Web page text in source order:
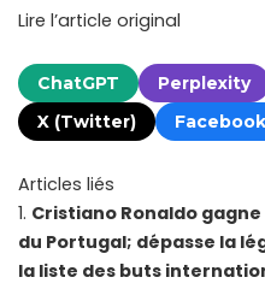
Lire l’article original
ChatGPT Perplexity
X (Twitter)
Facebook
Articles liés
Cristiano Ronaldo
du Portugal; dépasse la
la liste des buts